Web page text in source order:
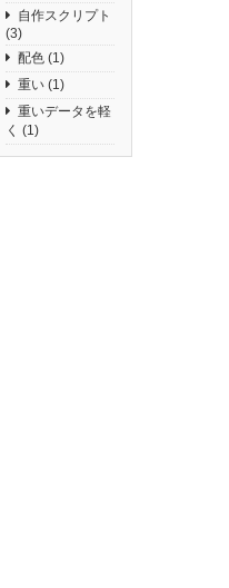
自作スクリプト
(3)
配色 (1)
重い (1)
重いデータを軽
く (1)